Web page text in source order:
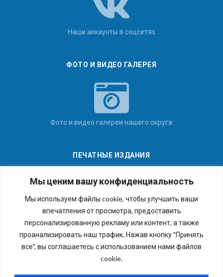
Мы ценим вашу конфиденциальность
Мы используем файлы cookie, чтобы улучшить ваши
впечатления от просмотра, предоставить
персонализированную рекламу или контент, а также
проанализировать наш трафик. Нажав кнопку "Принять
все", вы соглашаетесь с использованием нами файлов
cookie.
Наши аккаунты в соцсетях
ФОТО И ВИДЕО ГАЛЕРЕЯ
Фото и видео галереи нашего округа
ПЕЧАТНЫЕ ИЗДАНИЯ
Последние номера наших газет
Copyright © 2026 Внутригородское муниципальное